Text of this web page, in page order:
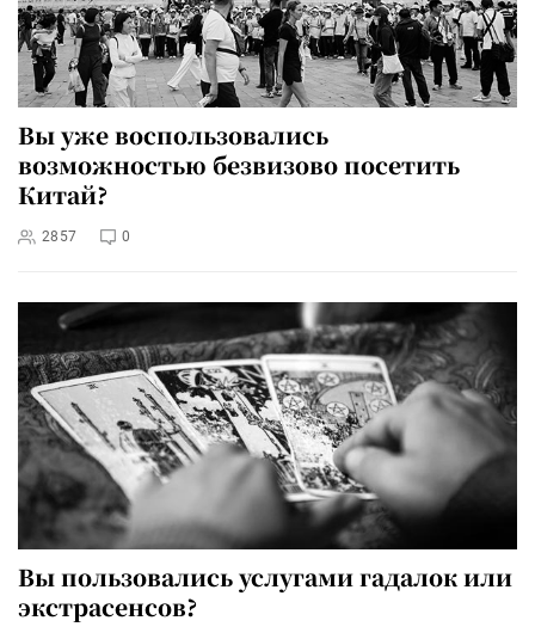
Вы уже воспользовались
возможностью безвизово посетить
Китай?
2857 0
Вы пользовались услугами гадалок или
экстрасенсов?